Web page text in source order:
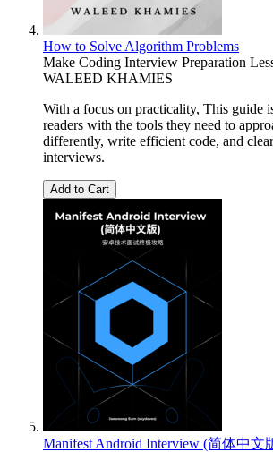
How to Solve Algorithm Problems
Make Coding Interview Preparation
WALEED KHAMIES
With a focus on practicality, This guide
readers with the tools they need to
differently, write efficient code, and
interviews.
Add to Cart
Manifest Android Interview (简体中文